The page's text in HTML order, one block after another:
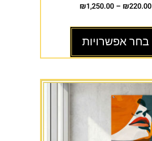
₪220.00
–
₪1,250.00
בחר אפשרויות